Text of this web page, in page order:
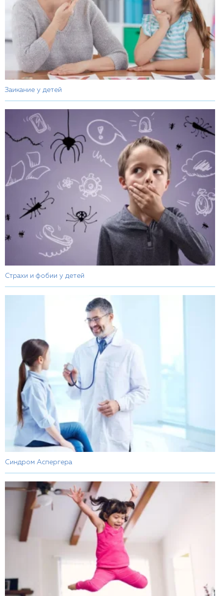
Заикание у детей
Страхи и фобии у детей
Синдром Аспергера